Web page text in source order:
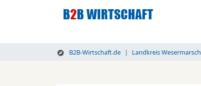
B2B-Wirtschaft.de Landkreis Wesermarsch